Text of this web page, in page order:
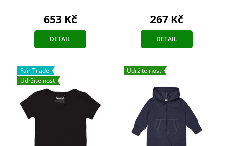
653 Kč
DETAIL
267 Kč
DETAIL
Fair Trade
Udržitelnost
Udržitelnost